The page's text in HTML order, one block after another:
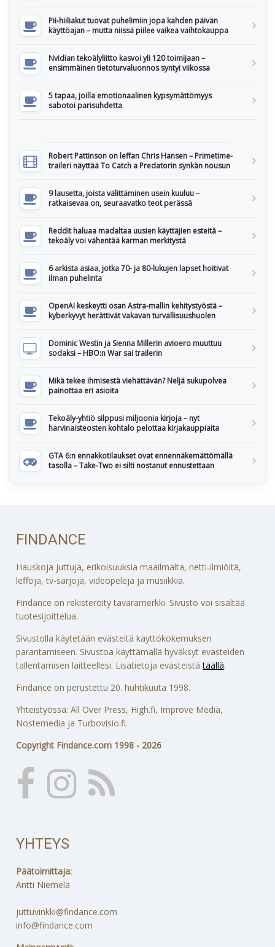
Pii-hiiliakut tuovat puhelimiin jopa kahden päivän
käyttöajan – mutta niissä piilee vaikea vaihtokauppa
Nvidian tekoälyliitto kasvoi yli 120 toimijaan –
ensimmäinen tietoturvaluonnos syntyi viikossa
5 tapaa, joilla emotionaalinen kypsymättömyys
sabotoi parisuhdetta
Robert Pattinson on leffan Chris Hansen – Primetime-
traileri näyttää To Catch a Predatorin synkän nousun
9 lausetta, joista välittäminen usein kuuluu –
ratkaisevaa on, seuraavatko teot perässä
Reddit haluaa madaltaa uusien käyttäjien esteitä –
tekoäly voi vähentää karman merkitystä
6 arkista asiaa, jotka 70- ja 80-lukujen lapset hoitivat
ilman puhelinta
OpenAI keskeytti osan Astra-mallin kehitystyöstä –
kyberkyvyt herättivät vakavan turvallisuushuolen
Dominic Westin ja Sienna Millerin avioero muuttuu
sodaksi – HBO:n War sai trailerin
Mikä tekee ihmisestä viehättävän? Neljä sukupolvea
painottaa eri asioita
Tekoäly-yhtiö silppusi miljoonia kirjoja – nyt
harvinaisteosten kohtalo pelottaa kirjakauppiaita
GTA 6:n ennakkotilaukset ovat ennennäkemättömällä
tasolla – Take-Two ei silti nostanut ennustettaan
FINDANCE
Hauskoja juttuja, erikoisuuksia maailmalta, netti-ilmiöitä,
leffoja, tv-sarjoja, videopelejä ja musiikkia.
Findance on rekisteröity tavaramerkki. Sivusto voi sisältää
tuotesijoittelua.
Sivustolla käytetään evästeitä käyttökokemuksen
parantamiseen. Sivustoa käyttämällä hyväksyt evästeiden
tallentamisen laitteellesi. Lisätietoja evästeistätäällä.
Findance on perustettu 20. huhtikuuta 1998.
Yhteistyössä: All Over Press, High.fi, Improve Media,
Nostemedia ja Turbovisio.fi.
Copyright Findance.com 1998 - 2026
YHTEYS
Päätoimittaja:
Antti Niemelä
juttuvinkki@findance.com
info@findance.com